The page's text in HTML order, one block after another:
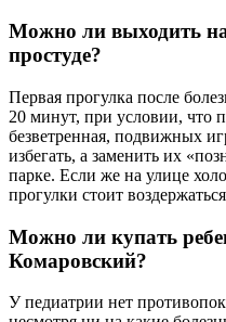
Можно ли выходить
простуде?
Первая прогулка после
20 минут, при условии, что
безветренная, подвижных
избегать, а заменить их
парке. Если же на улице
прогулки стоит
Можно ли купать
Комаровский?
У педиатрии нет